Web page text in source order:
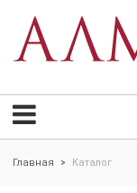
Главная > Каталог